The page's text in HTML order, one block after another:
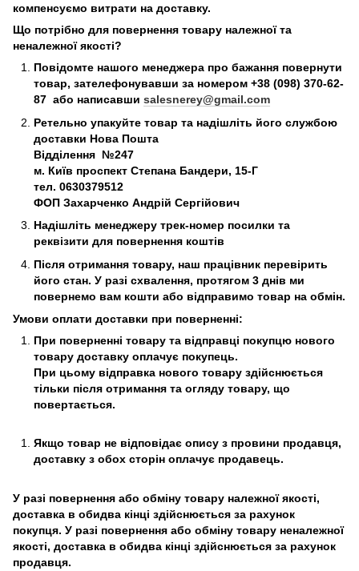
компенсуємо витрати на доставку.
Що потрібно для повернення товару належної та
неналежної якості?
Повідомте нашого менеджера про бажання повернути
товар, зателефонувавши за номером +38 (098) 370-62-
87 або написавши salesnerey@gmail.com
Ретельно упакуйте товар та надішліть його службою
доставки Нова Пошта
Відділення №247
м. Київ проспект Степана Бандери, 15-Г
тел. 0630379512
ФОП Захарченко Андрій Сергійович
Надішліть менеджеру трек-номер посилки та
реквізити для повернення коштів
Після отримання товару, наш працівник перевірить
його стан. У разі схвалення, протягом 3 днів ми
повернемо вам кошти або відправимо товар на обмін.
Умови оплати доставки при поверненні:
При поверненні товару та відправці покупцю нового
товару доставку оплачує покупець.
При цьому відправка нового товару здійснюється
тільки після отримання та огляду товару, що
повертається.
Якщо товар не відповідає опису з провини продавця,
доставку з обох сторін оплачує продавець.
У разі повернення або обміну товару належної якості,
доставка в обидва кінці здійснюється за рахунок
покупця. У разі повернення або обміну товару неналежної
якості, доставка в обидва кінці здійснюється за рахунок
продавця.